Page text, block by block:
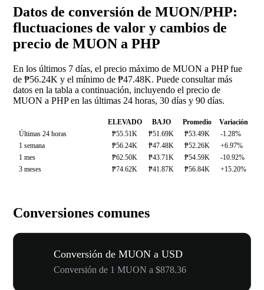
Datos de conversión de MUON/PHP:
fluctuaciones de valor y cambios de
precio de MUON a PHP
En los últimos 7 días, el precio máximo de MUON a PHP fue
de ₱56.24K y el mínimo de ₱47.48K. Puede consultar más
datos en la tabla a continuación, incluyendo el precio de
MUON a PHP en las últimas 24 horas, 30 días y 90 días.
ELEVADO BAJO Promedio
Variación
Últimas 24 horas
₱55.51K ₱51.69K ₱53.49K
-1.28%
1 semana
₱56.24K ₱47.48K ₱52.26K
+6.97%
1 mes
₱62.50K ₱43.71K ₱54.59K
-10.92%
3 meses
₱74.62K ₱41.87K ₱56.84K +15.20%
Conversiones comunes
Conversión de MUON a USD
Conversión de 1 MUON a $878.36